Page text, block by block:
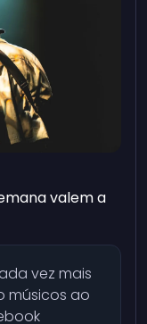
valem a
vez mais
músicos ao